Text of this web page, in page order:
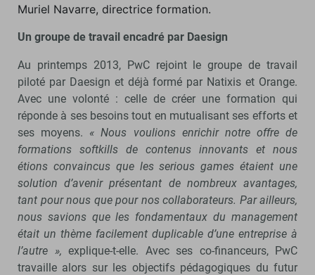
Muriel Navarre, directrice formation.
Un groupe de travail encadré par Daesign
Au printemps 2013, PwC rejoint le groupe de travail
piloté par Daesign et déjà formé par Natixis et Orange.
Avec une volonté : celle de créer une formation qui
réponde à ses besoins tout en mutualisant ses efforts et
ses moyens. « Nous voulions enrichir notre offre de
formations softkills de contenus innovants et nous
étions convaincus que les serious games étaient une
solution d’avenir présentant de nombreux avantages,
tant pour nous que pour nos collaborateurs. Par ailleurs,
nous savions que les fondamentaux du management
était un thème facilement duplicable d’une entreprise à
l’autre », explique-t-elle. Avec ses co-financeurs, PwC
travaille alors sur les objectifs pédagogiques du futur